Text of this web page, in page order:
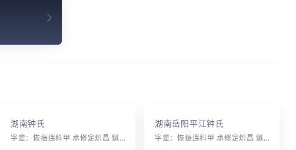
湖南钟氏
字辈：恢振连科甲 承修定炽昌 魁星高北斗 名士耀南唐 礼乐家声远 诗书世德长
湖南岳阳平江钟氏
字辈：恢振连科甲 承修定炽昌 魁星高北斗 名士耀南唐 礼乐家声远 诗书世德长 文章辉上国 富贵永传芳